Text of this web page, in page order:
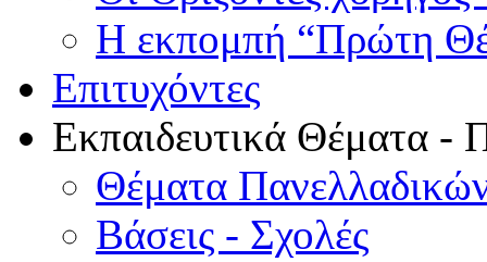
Η εκπομπή “Πρώτη
Επιτυχόντες
Εκπαιδευτικά Θέματα -
Θέματα
Βάσεις - Σχολές